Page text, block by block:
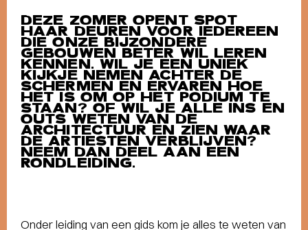
DEZE ZOMER OPENT SPOT
HAAR DEUREN VOOR IEDEREEN
DIE ONZE BIJZONDERE
GEBOUWEN BETER WIL LEREN
KENNEN. WIL JE EEN UNIEK
KIJKJE NEMEN ACHTER DE
SCHERMEN EN ERVAREN HOE
HET IS OM OP HET PODIUM TE
STAAN? OF WIL JE ALLE INS EN
OUTS WETEN VAN DE
ARCHITECTUUR EN ZIEN WAAR
DE ARTIESTEN VERBLIJVEN?
NEEM DAN DEEL AAN EEN
RONDLEIDING.
Onder leiding van een gids kom je alles te weten van